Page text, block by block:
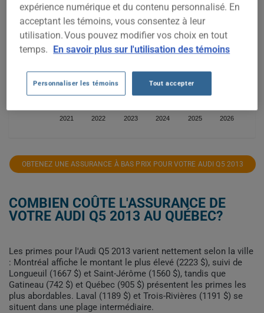
2021 2022 2023 2024 2025 2026
3 000$
OBTENEZ UNE ASSURANCE À BAS PRIX POUR VOTRE AUDI Q5 2013
COMBIEN COÛTE L'ASSURANCE DE
VOTRE AUDI Q5 2013 AU QUÉBEC?
Les primes pour l'Audi Q5 2013 varient nettement selon la ville
: Montréal affiche le montant le plus élevé (2223 $), suivi de
Longueuil (1667 $) et Saint-Jérôme (1560 $), tandis que
Gatineau (742 $) et Québec (905 $) présentent les primes les
plus abordables. Laval (1189 $) et Trois-Rivières (1191 $) se
situent dans une plage intermédiaire.
expérience numérique et du contenu personnalisé. En
acceptant les témoins, vous consentez à leur
utilisation. Vous pouvez modifier vos choix en tout
temps. En savoir plus sur l'utilisation des témoins
Personnaliser les témoins Tout accepter